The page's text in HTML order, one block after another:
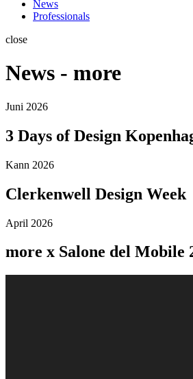
News
Professionals
close
News - more
Juni 2026
3 Days of Design
Kann 2026
Clerkenwell Design Week
April 2026
more x Salone del Mobile